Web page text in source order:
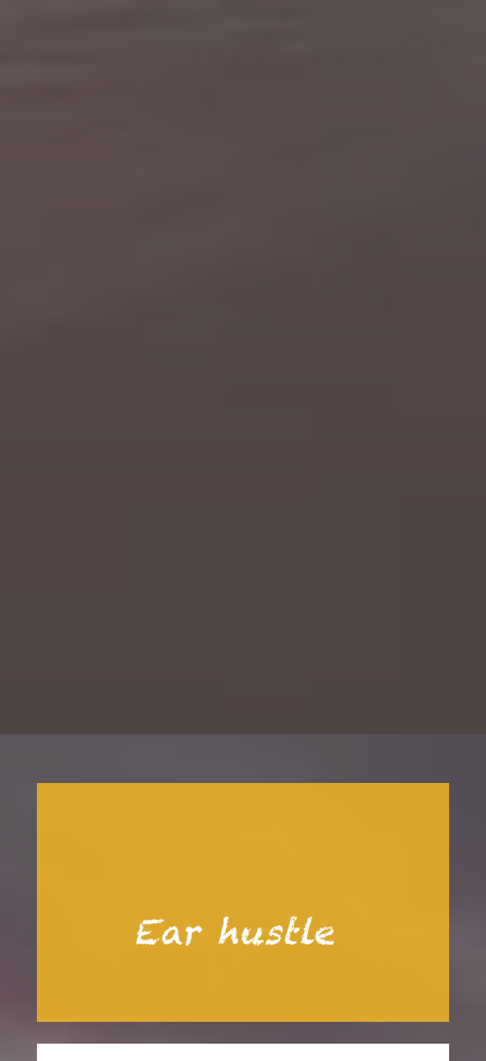
Ear hustle